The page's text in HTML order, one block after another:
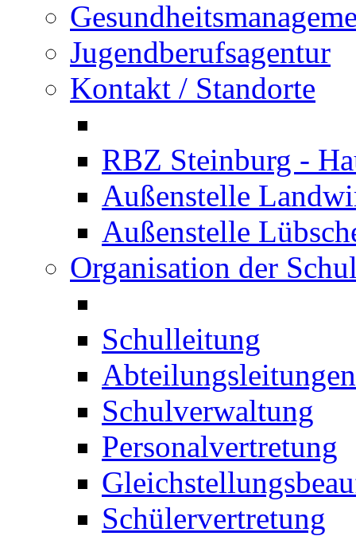
Jugendberufsagentur
Kontakt / Standorte
RBZ Steinburg -
Außenstelle
Außenstelle
Organisation der
Schulleitung
Abteilungsleitungen
Schulverwaltung
Personalvertretung
Schülervertretung